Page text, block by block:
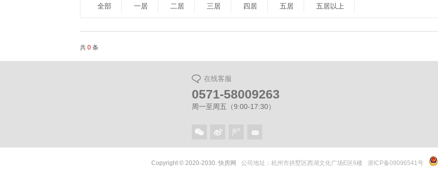
全部 一居 二居 三居 四居 五居 五居以上
共 0 条
在线客服
0571-58009263
周一至周五（9:00-17:30）
Copyright © 2020-2030. 快房网 公司地址：杭州市拱墅区西湖文化广场E区6楼 浙ICP备09096541号